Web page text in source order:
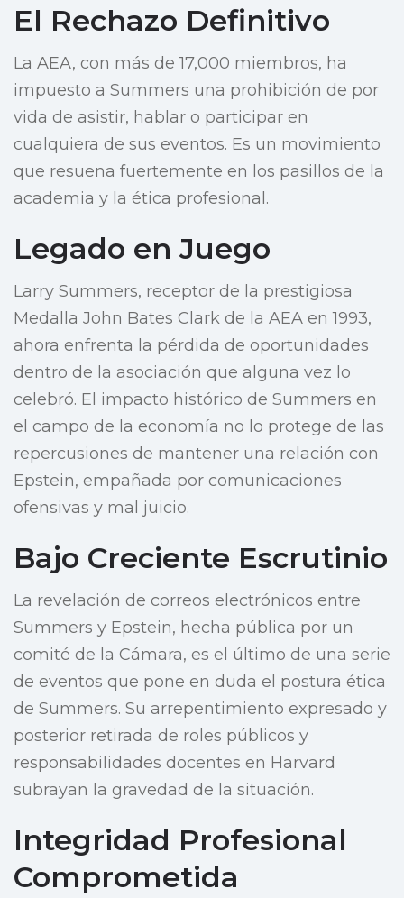
El Rechazo Definitivo
La AEA, con más de 17,000 miembros, ha
impuesto a Summers una prohibición de por
vida de asistir, hablar o participar en
cualquiera de sus eventos. Es un movimiento
que resuena fuertemente en los pasillos de la
academia y la ética profesional.
Legado en Juego
Larry Summers, receptor de la prestigiosa
Medalla John Bates Clark de la AEA en 1993,
ahora enfrenta la pérdida de oportunidades
dentro de la asociación que alguna vez lo
celebró. El impacto histórico de Summers en
el campo de la economía no lo protege de las
repercusiones de mantener una relación con
Epstein, empañada por comunicaciones
ofensivas y mal juicio.
Bajo Creciente Escrutinio
La revelación de correos electrónicos entre
Summers y Epstein, hecha pública por un
comité de la Cámara, es el último de una serie
de eventos que pone en duda el postura ética
de Summers. Su arrepentimiento expresado y
posterior retirada de roles públicos y
responsabilidades docentes en Harvard
subrayan la gravedad de la situación.
Integridad Profesional
Comprometida